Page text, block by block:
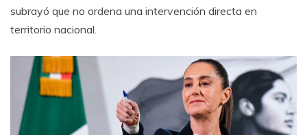
subrayó que no ordena una intervención directa en
territorio nacional.